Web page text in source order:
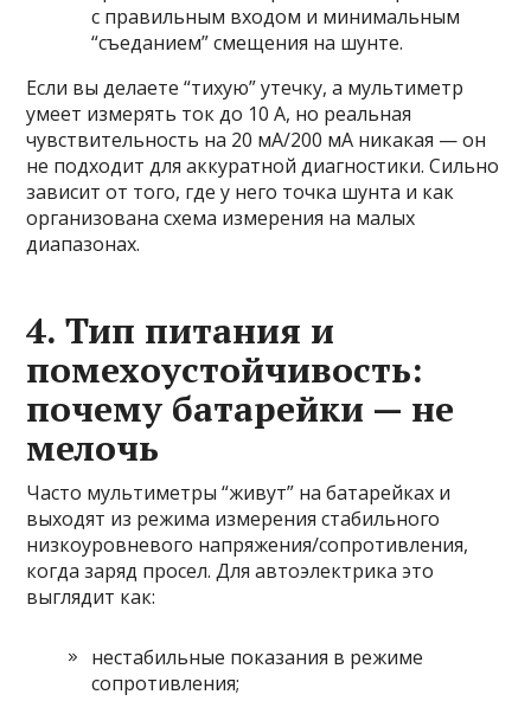
с правильным входом и минимальным
“съеданием” смещения на шунте.
Если вы делаете “тихую” утечку, а мультиметр
умеет измерять ток до 10 А, но реальная
чувствительность на 20 мА/200 мА никакая — он
не подходит для аккуратной диагностики. Сильно
зависит от того, где у него точка шунта и как
организована схема измерения на малых
диапазонах.
4. Тип питания и
помехоустойчивость:
почему батарейки — не
мелочь
Часто мультиметры “живут” на батарейках и
выходят из режима измерения стабильного
низкоуровневого напряжения/сопротивления,
когда заряд просел. Для автоэлектрика это
выглядит как:
нестабильные показания в режиме
сопротивления;